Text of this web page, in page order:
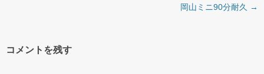
岡山ミニ90分耐久 →
コメントを残す